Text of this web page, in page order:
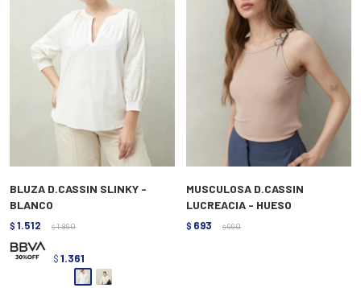
BLUZA D.CASSIN SLINKY -
BLANCO
$ 1.512 $ 1.890
$ 1.361
MUSCULOSA D.CASSIN
LUCREACIA - HUESO
$ 693 $ 990